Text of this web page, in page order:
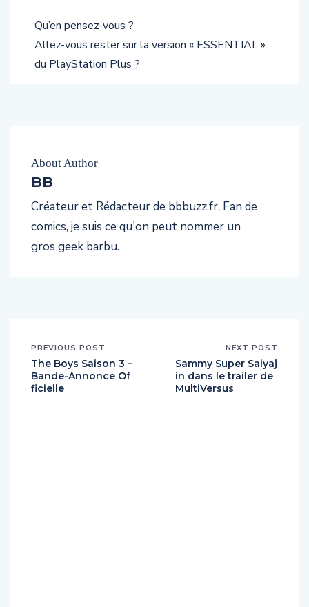
Qu’en pensez-vous ?
Allez-vous rester sur la version « ESSENTIAL »
du PlayStation Plus ?
About Author
BB
Créateur et Rédacteur de bbbuzz.fr. Fan de
comics, je suis ce qu'on peut nommer un
gros geek barbu.
PREVIOUS POST
The Boys Saison 3 –
Bande-Annonce Of
ficielle
NEXT POST
Sammy Super Saiyaj
in dans le trailer de
MultiVersus